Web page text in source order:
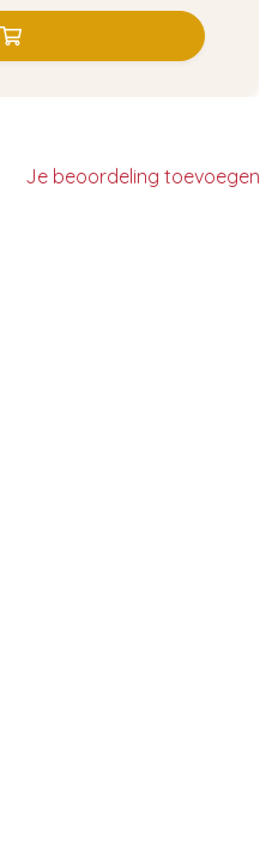
Je beoordeling toevoegen